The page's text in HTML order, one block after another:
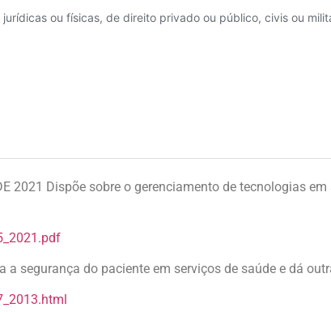
2021 Dispõe sobre o gerenciamento de tecnologias
a segurança do paciente em serviços de saúde e dá